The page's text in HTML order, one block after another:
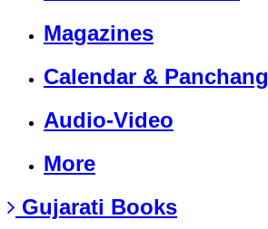
Magazines
Calendar & Panchang
Audio-Video
More
Gujarati Books